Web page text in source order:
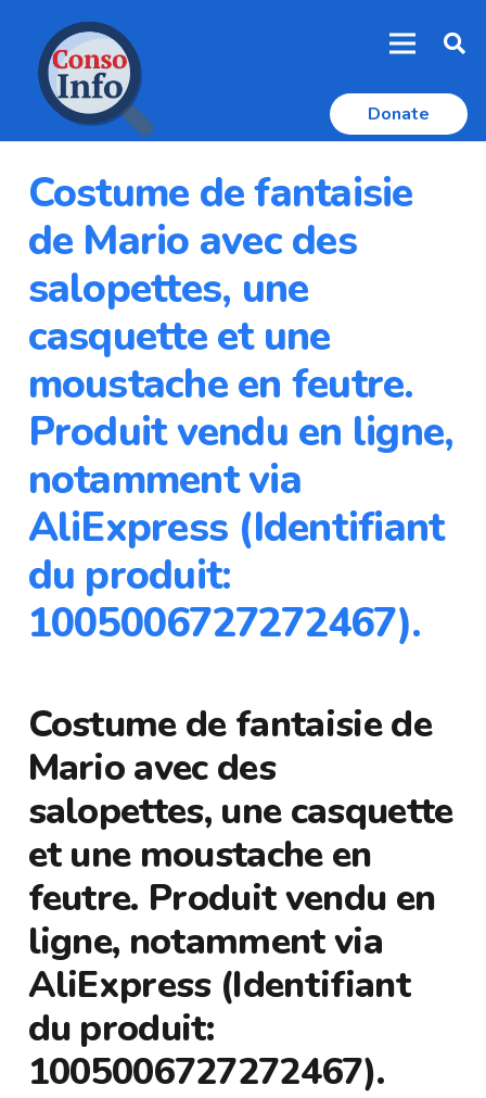
Donate
Costume de fantaisie
de Mario avec des
salopettes, une
casquette et une
moustache en feutre.
Produit vendu en ligne,
notamment via
AliExpress (Identifiant
du produit:
1005006727272467).
Costume de fantaisie de
Mario avec des
salopettes, une casquette
et une moustache en
feutre. Produit vendu en
ligne, notamment via
AliExpress (Identifiant
du produit:
1005006727272467).